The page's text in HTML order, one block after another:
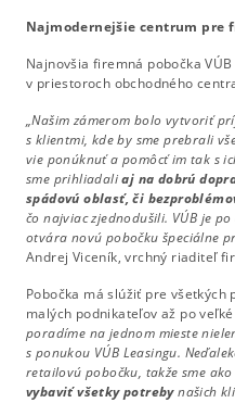
Najmodernejšie centrum pre
Najnovšia firemná pobočka
v priestoroch obchodného
„Našim zámerom bolo vytvoriť
s klientmi, kde by sme prebrali
vie ponúknuť a pomôcť im tak s
sme prihliadaliaj na dobrú
spádovú oblasť, či
čo najviac zjednodušili. VÚB je
otvára novú pobočku špeciálne
Andrej Viceník, vrchný riaditeľ
Pobočka má slúžiť pre všetkých
malých podnikateľov až po
poradíme na jednom mieste
s ponukou VÚB Leasingu.
retailovú pobočku, takže sme
vybaviť všetky potrebynašich